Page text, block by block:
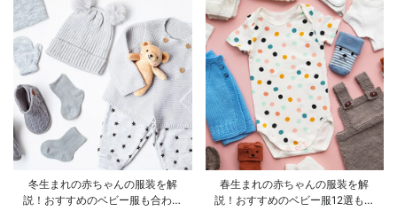
冬生まれの赤ちゃんの服装を解
説！おすすめのベビー服も合わせ
春生まれの赤ちゃんの服装を解
説！おすすめのベビー服12選も合